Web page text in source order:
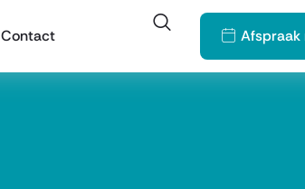
Contact Afspraak